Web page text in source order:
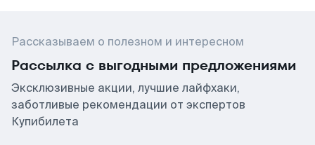
Рассказываем о полезном и интересном
Рассылка с выгодными предложениями
Эксклюзивные акции, лучшие лайфхаки,
заботливые рекомендации от экспертов
Купибилета